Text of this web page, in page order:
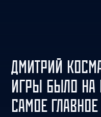
ДМИТРИЙ
ИГРЫ БЫЛО НА
САМОЕ